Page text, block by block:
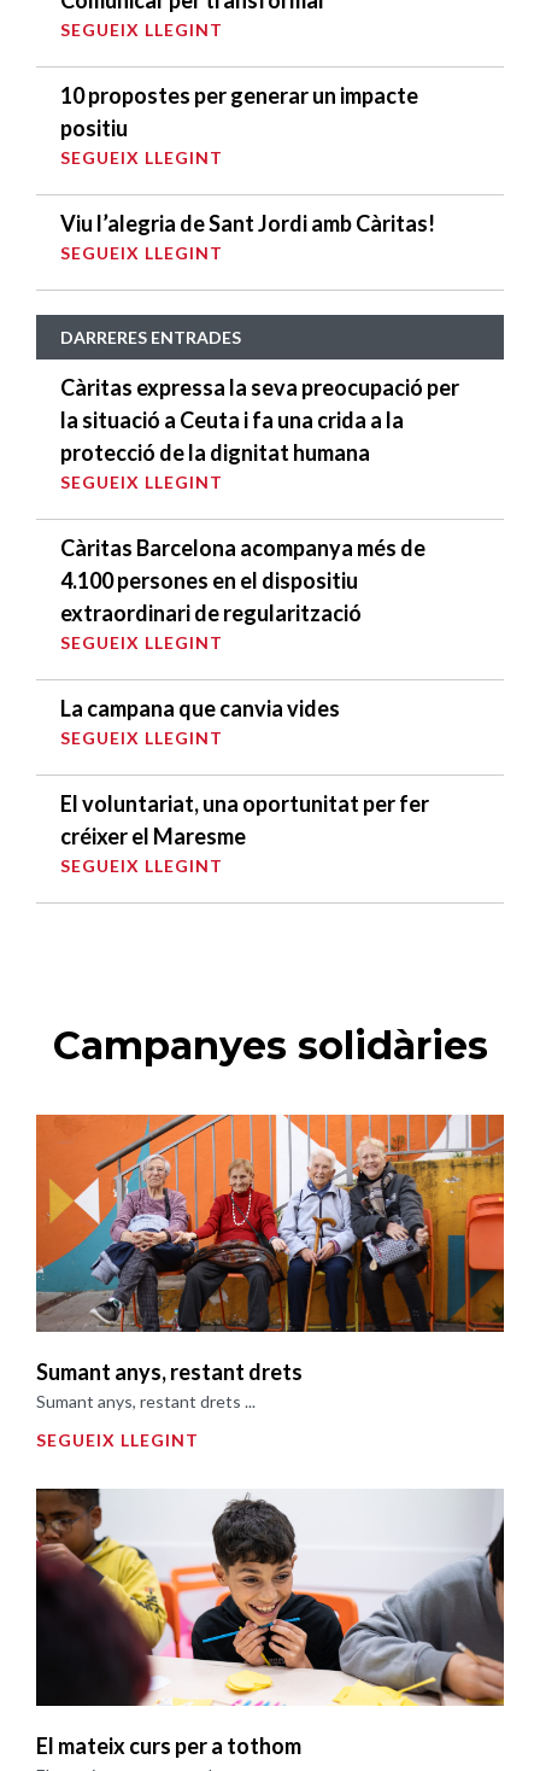
SEGUEIX LLEGINT
10 propostes per generar un impacte
positiu
SEGUEIX LLEGINT
Viu l’alegria de Sant Jordi amb Càritas!
SEGUEIX LLEGINT
DARRERES ENTRADES
Càritas expressa la seva preocupació per
la situació a Ceuta i fa una crida a la
protecció de la dignitat humana
SEGUEIX LLEGINT
Càritas Barcelona acompanya més de
4.100 persones en el dispositiu
extraordinari de regularització
SEGUEIX LLEGINT
La campana que canvia vides
SEGUEIX LLEGINT
El voluntariat, una oportunitat per fer
créixer el Maresme
SEGUEIX LLEGINT
Campanyes solidàries
Sumant anys, restant drets
Sumant anys, restant drets ...
SEGUEIX LLEGINT
El mateix curs per a tothom